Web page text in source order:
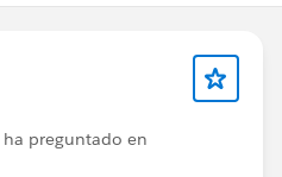
ha preguntado en